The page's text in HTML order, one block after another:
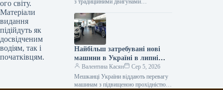
ого світу.
Матеріали
видання
підійдуть як
досвідченим
водіям, так і
початківцям.
автомобілів.
з традиційними двигунами
нових легкових автомобілів в Україні.
Минулого року…
Найбільш затребувані нові
машини в Україні в липні
2026 року
Валентина Касян
Сер 5, 2026
Мешканці України віддають перевагу
машинам з підвищеною прохідністю.